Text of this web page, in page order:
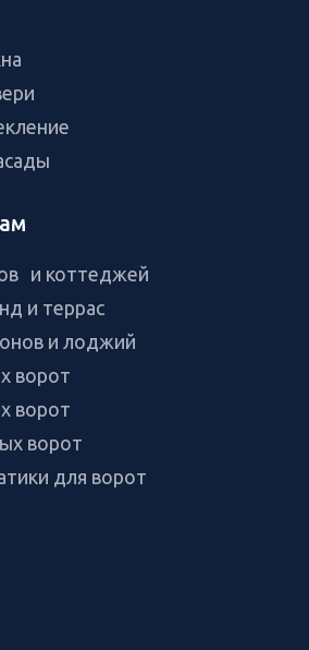
и коттеджей
и террас
и лоджий
ворот
ворот
ворот
для ворот